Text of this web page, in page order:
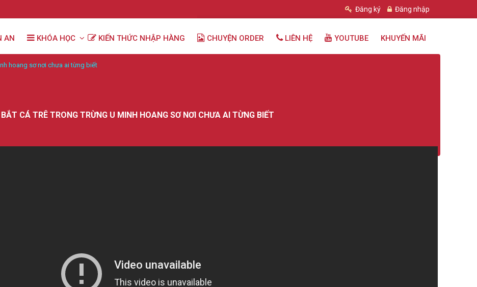
Đăng ký Đăng nhập
AN KHÓA HỌC KIẾN THỨC NHẬP HÀNG CHUYỆN ORDER LIÊN HỆ YOUTUBE KHUYẾN MÃI
hoang sơ nơi chưa ai từng biết
BẮT CÁ TRÊ TRONG TRỪNG U MINH HOANG SƠ NƠI CHƯA AI TỪNG BIẾT